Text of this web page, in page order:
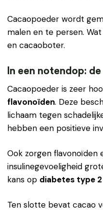
Cacaopoeder wordt
malen en te persen.
en cacaoboter.
In een notendop:
Cacaopoeder is zeer
flavonoïden. Deze
lichaam tegen
hebben een positieve
Ook zorgen flavonoïden
insulinegevoeligheid
kans op diabetes type 2
Ten slotte bevat cacao